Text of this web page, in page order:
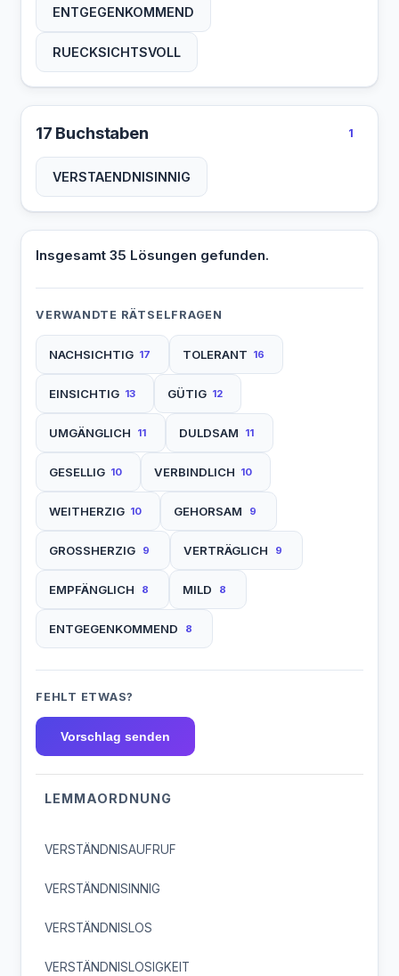
ENTGEGENKOMMEND
RUECKSICHTSVOLL
17 Buchstaben 1
VERSTAENDNISINNIG
Insgesamt 35 Lösungen gefunden.
VERWANDTE RÄTSELFRAGEN
NACHSICHTIG 17 TOLERANT 16
EINSICHTIG 13 GÜTIG 12
UMGÄNGLICH 11 DULDSAM 11
GESELLIG 10 VERBINDLICH 10
WEITHERZIG 10 GEHORSAM 9
GROSSHERZIG 9 VERTRÄGLICH 9
EMPFÄNGLICH 8 MILD 8
ENTGEGENKOMMEND 8
FEHLT ETWAS?
Vorschlag senden
LEMMAORDNUNG
VERSTÄNDNISAUFRUF
VERSTÄNDNISINNIG
VERSTÄNDNISLOS
VERSTÄNDNISLOSIGKEIT